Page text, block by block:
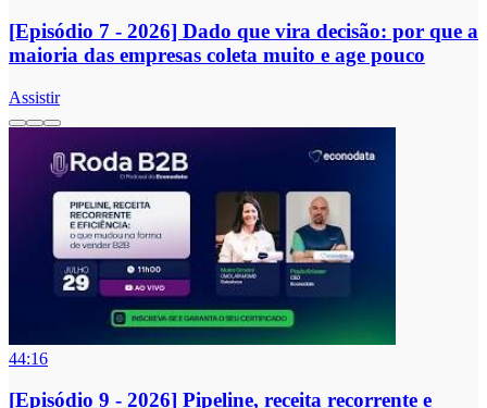
[Episódio 7 - 2026] Dado que vira decisão: por que a
maioria das empresas coleta muito e age pouco
Assistir
44:16
[Episódio 9 - 2026] Pipeline, receita recorrente e